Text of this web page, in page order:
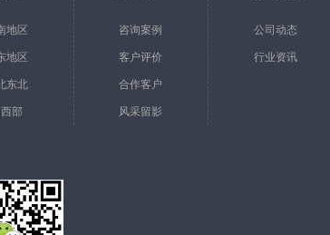
地区
地区
东北
部
咨询案例
客户评价
合作客户
风采留影
公司动态
行业资讯